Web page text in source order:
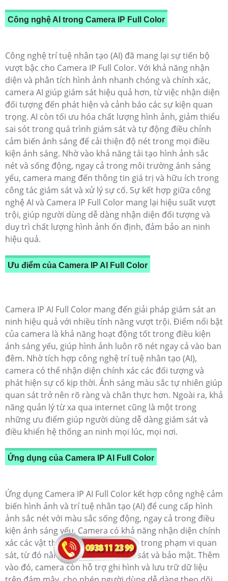
Công nghệ AI trong Camera IP Full Color
Công nghệ trí tuệ nhân tạo (AI) đã mang lại sự tiến bộ
vượt bậc cho Camera IP Full Color. Với khả năng nhận
diện và phân tích hình ảnh nhanh chóng và chính xác,
camera AI giúp giám sát hiệu quả hơn, từ việc nhận diện
đối tượng đến phát hiện và cảnh báo các sự kiện quan
trọng. AI còn tối ưu hóa chất lượng hình ảnh, giảm thiểu
sai sót trong quá trình giám sát và tự động điều chỉnh
cảm biến ánh sáng để cải thiện độ nét trong mọi điều
kiện ánh sáng. Nhờ vào khả năng tái tạo hình ảnh sắc
nét và sống động, ngay cả trong môi trường ánh sáng
yếu, camera mang đến thông tin giá trị và hữu ích trong
công tác giám sát và xử lý sự cố. Sự kết hợp giữa công
nghệ AI và Camera IP Full Color mang lại hiệu suất vượt
trội, giúp người dùng dễ dàng nhận diện đối tượng và
duy trì chất lượng hình ảnh ổn định, đảm bảo an ninh
hiệu quả.
Ưu điểm của Camera IP AI Full Color
Camera IP AI Full Color mang đến giải pháp giám sát an
ninh hiệu quả với nhiều tính năng vượt trội. Điểm nổi bật
của camera là khả năng hoạt động tốt trong điều kiện
ánh sáng yếu, giúp hình ảnh luôn rõ nét ngay cả vào ban
đêm. Nhờ tích hợp công nghệ trí tuệ nhân tạo (AI),
camera có thể nhận diện chính xác các đối tượng và
phát hiện sự cố kịp thời. Ánh sáng màu sắc tự nhiên giúp
quan sát trở nên rõ ràng và chân thực hơn. Ngoài ra, khả
năng quản lý từ xa qua internet cũng là một trong
những ưu điểm giúp người dùng dễ dàng giám sát và
điều khiển hệ thống an ninh mọi lúc, mọi nơi.
Ứng dụng của Camera IP AI Full Color
Ứng dụng Camera IP AI Full Color kết hợp công nghệ cảm
biến hình ảnh và trí tuệ nhân tạo (AI) để cung cấp hình
ảnh sắc nét với màu sắc sống động, ngay cả trong điều
kiện ánh sáng yếu. Camera có khả năng nhận diện chính
xác các vật thể, người, phương tiện trong phạm vi quan
sát, từ đó nâng cao hiệu quả giám sát và bảo mật. Thêm
vào đó, camera còn hỗ trợ ghi hình và lưu trữ dữ liệu